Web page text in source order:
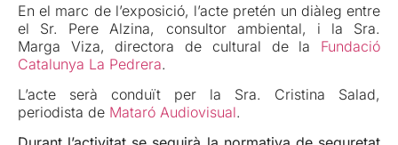
En el marc de l’exposició, l’acte pretén un diàleg entre
el Sr. Pere Alzina, consultor ambiental, i la Sra.
Marga Viza, directora de cultural de la Fundació
Catalunya La Pedrera.
L’acte serà conduït per la Sra. Cristina Salad,
periodista de Mataró Audiovisual.